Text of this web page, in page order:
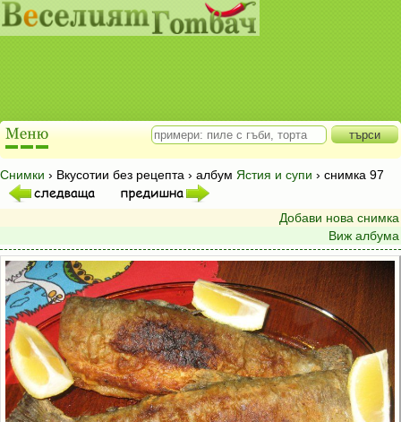
Снимки › Вкусотии без рецепта › албум Ястия и супи › снимка 97
Добави нова снимка
Виж албума